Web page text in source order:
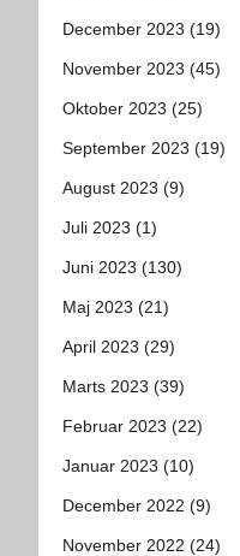
December 2023 (19)
November 2023 (45)
Oktober 2023 (25)
September 2023 (19)
August 2023 (9)
Juli 2023 (1)
Juni 2023 (130)
Maj 2023 (21)
April 2023 (29)
Marts 2023 (39)
Februar 2023 (22)
Januar 2023 (10)
December 2022 (9)
November 2022 (24)